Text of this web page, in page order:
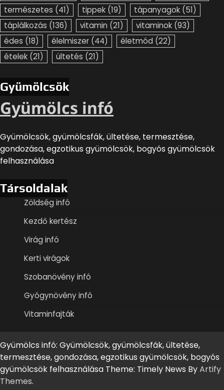
természetes (41) tippek (19) tápanyagok (51)
táplálkozás (136) vitamin (21) vitaminok (93)
édes (18) élelmiszer (44) életmód (22)
ételek (21) ültetés (21)
Gyümölcsök
Gyümölcs infó
Gyümölcsök, gyümölcsfák, ültetése, termesztése,
gondozása, egzotikus gyümölcsök, bogyós gyümölcsök
felhasználása
Társoldalak
Zöldség infó
Kezdő kertész
Virág infó
Kerti virágok
Szobanövény infó
Gyógynövény infó
Vitaminfajták
Gyümölcs infó: Gyümölcsök, gyümölcsfák, ültetése,
termesztése, gondozása, egzotikus gyümölcsök, bogyós
gyümölcsök felhasználása Theme: Timely News ByArtify
Themes.